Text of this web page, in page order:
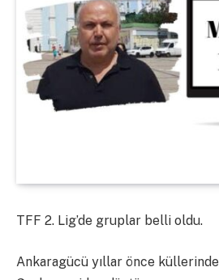
TFF 2. Lig’de gruplar belli oldu.
Ankaragücü yıllar önce